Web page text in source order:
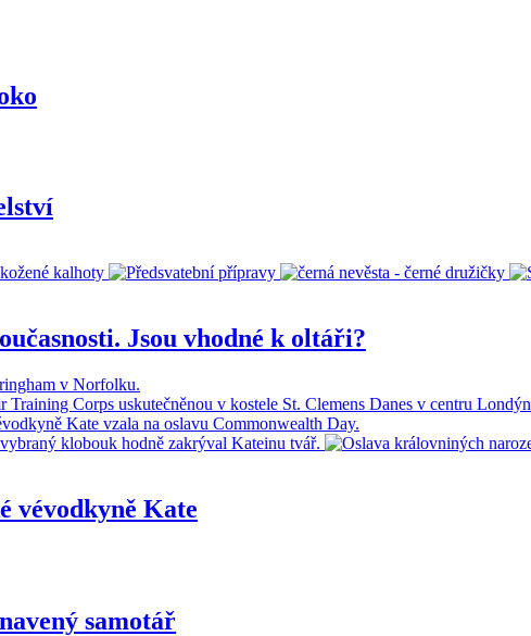
Jsou vhodné k oltáři?
vévodkyně Kate
samotář